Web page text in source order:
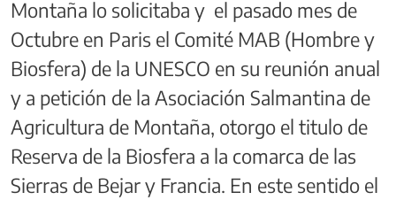
Montaña lo solicitaba y el pasado mes de
Octubre en Paris el Comité MAB (Hombre y
Biosfera) de la UNESCO en su reunión anual
y a petición de la Asociación Salmantina de
Agricultura de Montaña, otorgo el titulo de
Reserva de la Biosfera a la comarca de las
Sierras de Bejar y Francia. En este sentido el